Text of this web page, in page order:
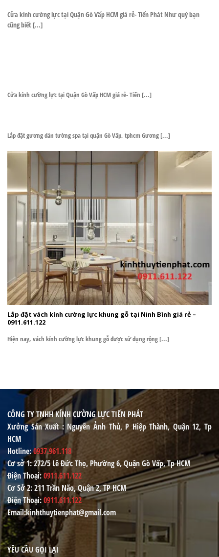
Cửa kính cường lực tại Quận Gò Vấp HCM giá rẻ- Tiến Phát Như quý bạn
cũng biết [...]
Cửa kính cường lực tại Quận Gò Vấp HCM giá rẻ- Tiến [...]
Lắp đặt gương dán tường spa tại quận Gò Vấp, tphcm Gương [...]
Lắp đặt vách kính cường lực khung gỗ tại Ninh Bình giá rẻ –
0911.611.122
Hiện nay, vách kính cường lực khung gỗ được sử dụng rộng [...]
CÔNG TY TNHH KÍNH CƯỜNG LỰC TIẾN PHÁT
Xưởng Sản Xuất: Nguyễn Ảnh Thủ, P Hiệp Thành, Quận 12, Tp
HCM
Hotline:0937.961.118
Cơ sở 1: 272/5 Lê Đức Thọ, Phường 6, Quận Gò Vấp, Tp HCM
Điện Thoại:0911.611.122
Cơ Sở 2: 211 Trần Não, Quận 2, TP HCM
Điện Thoại:0911.611.122
Email:kinhthuytienphat@gmail.com
YÊU CẦU GỌI LẠI